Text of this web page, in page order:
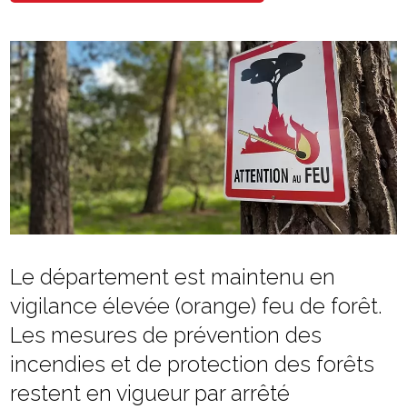
Le département est maintenu en
vigilance élevée (orange) feu de forêt.
Les mesures de prévention des
incendies et de protection des forêts
restent en vigueur par arrêté